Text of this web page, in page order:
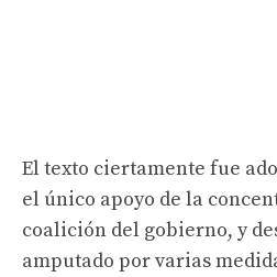
El texto ciertamente fue
el único apoyo de la
coalición del gobierno, y
amputado por varias